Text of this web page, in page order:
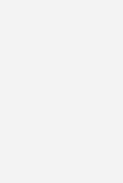
zu, wenn seine
GEM unbestritten
Gegenanspruch
Kaufmann,
ein öffentlich-